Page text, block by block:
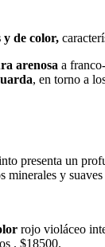
y de color,
arenosa a
, en torno a
presenta un
y
rojo violáceo
. $18500.